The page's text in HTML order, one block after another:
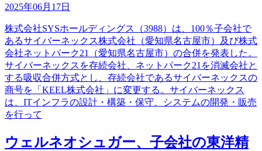
2025年06月17日
株式会社SYSホールディングス（3988）は、100％子会社で
あるサイバーネックス株式会社（愛知県名古屋市）及び株式
会社ネットパーク21（愛知県名古屋市）の合併を発表した。
サイバーネックスを存続会社、ネットパーク21を消滅会社と
する吸収合併方式とし、存続会社であるサイバーネックスの
商号を「KEEL株式会社」に変更する。サイバーネックス
は、ITインフラの設計・構築・保守、システムの開発・販売
を行って
ウェルネオシュガー、子会社の東洋精